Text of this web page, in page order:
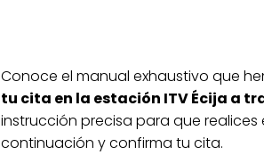
Conoce el manual exhaustivo que
tu cita en la estación ITV Écija a
instrucción precisa para que realices
continuación y confirma tu cita.